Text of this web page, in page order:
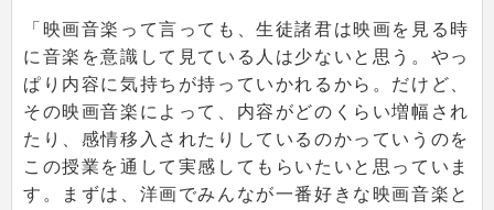
「映画音楽って言っても、生徒諸君は映画を見る時
に音楽を意識して見ている人は少ないと思う。やっ
ぱり内容に気持ちが持っていかれるから。だけど、
その映画音楽によって、内容がどのくらい増幅され
たり、感情移入されたりしているのかっていうのを
この授業を通して実感してもらいたいと思っていま
す。まずは、洋画でみんなが一番好きな映画音楽と